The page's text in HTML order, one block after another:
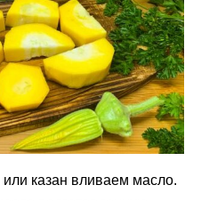
казан вливаем масло.